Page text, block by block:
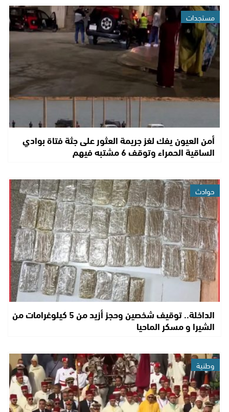
مستجدات
أمن العيون يفك لغز جريمة العثور على جثة فتاة بوادي
الساقية الحمراء وتوقف 6 مشتبه فيهم
حوادث
الداخلة.. توقيف شخصين وحجز أزيد من 5 كيلوغرامات من
الشيرا و مسكر الماحيا
وطنية